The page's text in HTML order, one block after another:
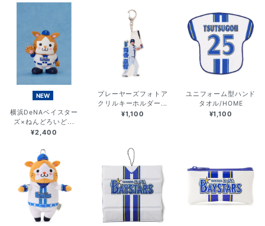
NEW
横浜DeNAベイスター
ズ×ねんどろいど...
¥2,400
プレーヤーズフォトア
クリルキーホルダー...
¥1,100
ユニフォーム型ハンド
タオル/HOME
¥1,100